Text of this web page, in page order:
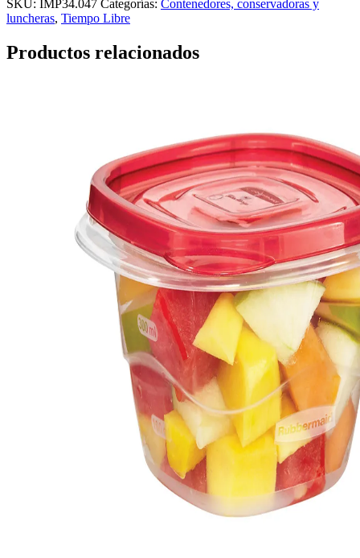
SKU: IMP34.047 Categorías: Contenedores, conservadoras y
luncheras, Tiempo Libre
Productos relacionados